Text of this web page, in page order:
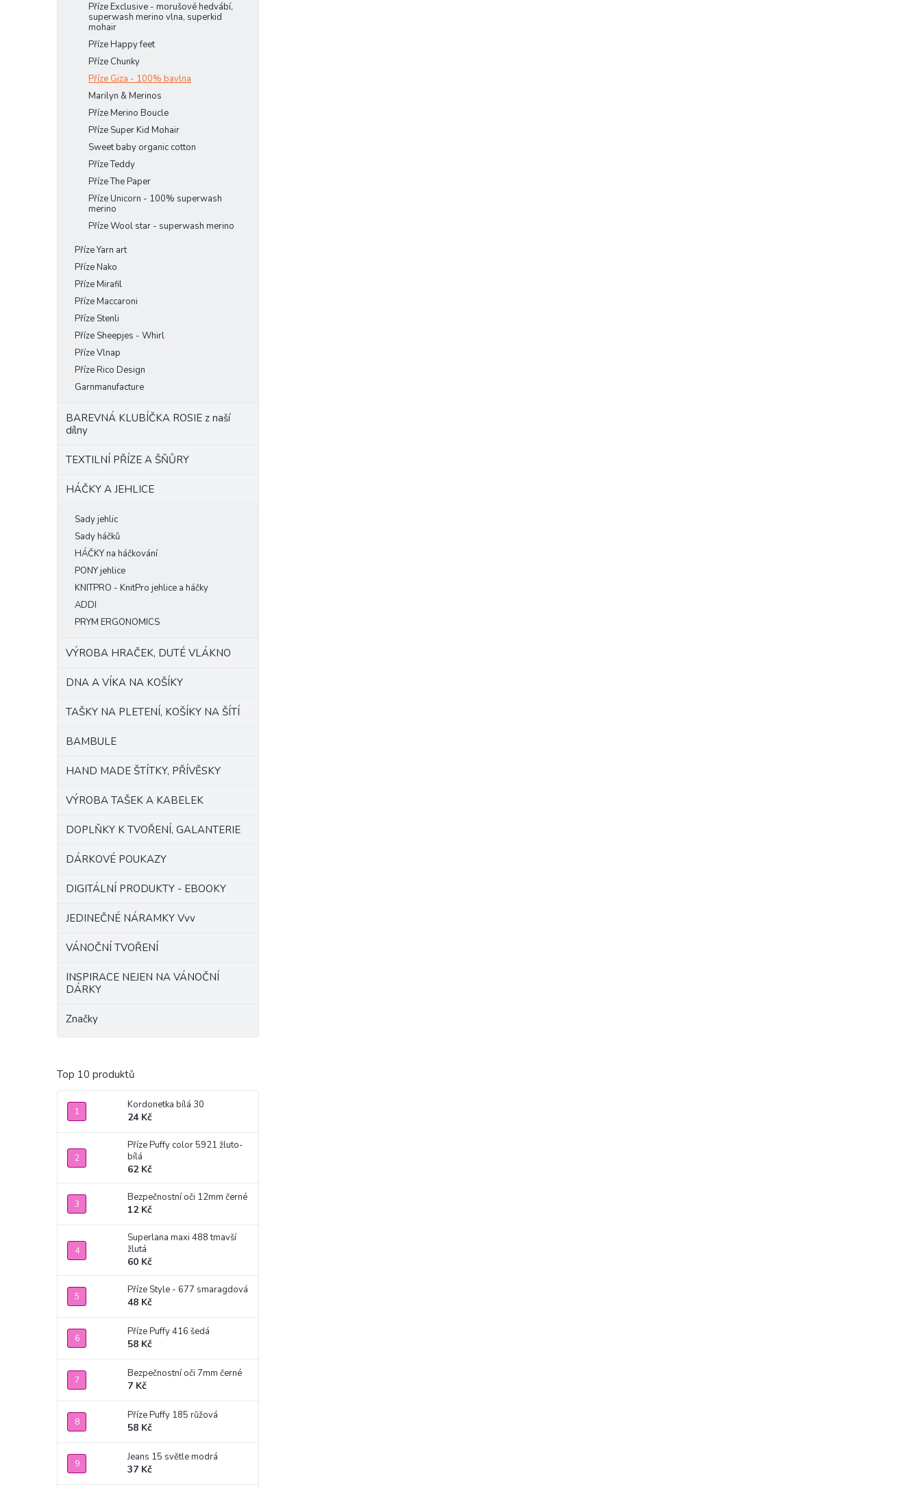
Příze Exclusive - morušové hedvábí,
superwash merino vlna, superkid
mohair
Příze Happy feet
Příze Chunky
Příze Giza - 100% bavlna
Marilyn & Merinos
Příze Merino Boucle
Příze Super Kid Mohair
Sweet baby organic cotton
Příze Teddy
Příze The Paper
Příze Unicorn - 100% superwash
merino
Příze Wool star - superwash merino
Příze Yarn art
Příze Nako
Příze Mirafil
Příze Maccaroni
Příze Stenli
Příze Sheepjes - Whirl
Příze Vlnap
Příze Rico Design
Garnmanufacture
BAREVNÁ KLUBÍČKA ROSIE z naší
dílny
TEXTILNÍ PŘÍZE A ŠŇŮRY
HÁČKY A JEHLICE
Sady jehlic
Sady háčků
HÁČKY na háčkování
PONY jehlice
KNITPRO - KnitPro jehlice a háčky
ADDI
PRYM ERGONOMICS
VÝROBA HRAČEK, DUTÉ VLÁKNO
DNA A VÍKA NA KOŠÍKY
TAŠKY NA PLETENÍ, KOŠÍKY NA ŠÍTÍ
BAMBULE
HAND MADE ŠTÍTKY, PŘÍVĚSKY
VÝROBA TAŠEK A KABELEK
DOPLŇKY K TVOŘENÍ, GALANTERIE
DÁRKOVÉ POUKAZY
DIGITÁLNÍ PRODUKTY - EBOOKY
JEDINEČNÉ NÁRAMKY Vvv
VÁNOČNÍ TVOŘENÍ
INSPIRACE NEJEN NA VÁNOČNÍ
DÁRKY
Značky
Top 10 produktů
Kordonetka bílá 30
24 Kč
Příze Puffy color 5921 žluto-
bílá
62 Kč
Bezpečnostní oči 12mm černé
12 Kč
Superlana maxi 488 tmavší
žlutá
60 Kč
Příze Style - 677 smaragdová
48 Kč
Příze Puffy 416 šedá
58 Kč
Bezpečnostní oči 7mm černé
7 Kč
Příze Puffy 185 růžová
58 Kč
Jeans 15 světle modrá
37 Kč